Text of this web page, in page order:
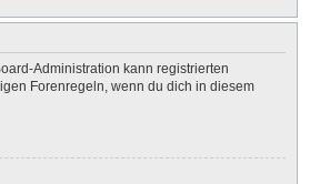
Administration kann registrierten
Forenregeln, wenn du dich in diesem